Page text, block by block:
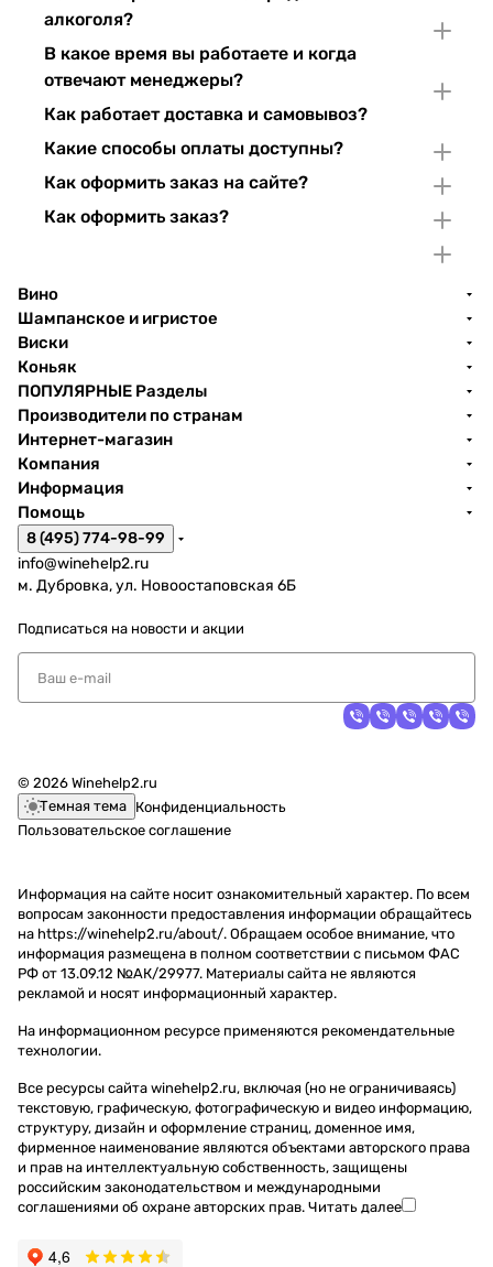
алкоголя?
В какое время вы работаете и когда
отвечают менеджеры?
Как работает доставка и самовывоз?
Какие способы оплаты доступны?
Как оформить заказ на сайте?
Как оформить заказ?
Вино
Шампанское и игристое
Виски
Коньяк
ПОПУЛЯРНЫЕ Разделы
Производители по странам
Интернет-магазин
Компания
Информация
Помощь
8 (495) 774-98-99
info@winehelp2.ru
м. Дубровка, ул. Новоостаповская 6Б
Подписаться на новости и акции
© 2026 Winehelp2.ru
Темная тема Конфиденциальность
Пользовательское соглашение
Информация на сайте носит ознакомительный характер. По всем
вопросам законности предоставления информации обращайтесь
на https://winehelp2.ru/about/. Обращаем особое внимание, что
информация размещена в полном соответствии с письмом ФАС
РФ от 13.09.12 №АК/29977. Материалы сайта не являются
рекламой и носят информационный характер.
На информационном ресурсе применяются рекомендательные
технологии.
Все ресурсы сайта winehelp2.ru, включая (но не ограничиваясь)
текстовую, графическую, фотографическую и видео информацию,
структуру, дизайн и оформление страниц, доменное имя,
фирменное наименование являются объектами авторского права
и прав на интеллектуальную собственность, защищены
российским законодательством и международными
соглашениями об охране авторских прав. Читать далее